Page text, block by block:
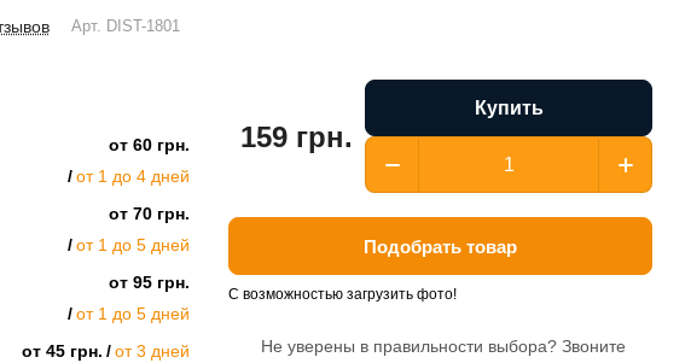
Арт. DIST-1801
от 60 грн.
от 1 до 4 дней
от 70 грн.
от 1 до 5 дней
от 95 грн.
от 1 до 5 дней
от 45 грн.
от 3 дней
159 грн.
Купить
Подобрать товар
С возможностью загрузить фото!
Не уверены в правильности выбора? Звоните